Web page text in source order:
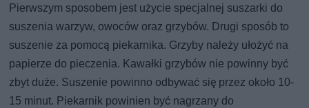
Pierwszym sposobem jest użycie specjalnej suszarki do
suszenia warzyw, owoców oraz grzybów. Drugi sposób to
suszenie za pomocą piekarnika. Grzyby należy ułożyć na
papierze do pieczenia. Kawałki grzybów nie powinny być
zbyt duże. Suszenie powinno odbywać się przez około 10-
15 minut. Piekarnik powinien być nagrzany do